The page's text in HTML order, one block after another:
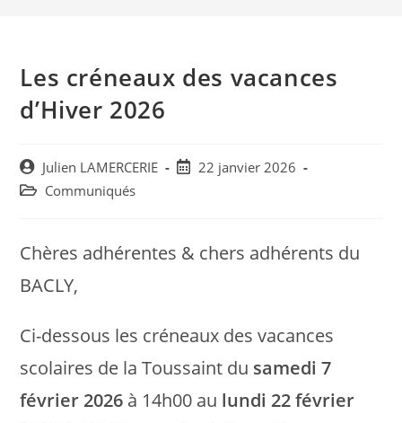
Les créneaux des vacances
d’Hiver 2026
Post
author:
Julien LAMERCERIE
Post22 janvier 2026
Post Communiqués
Chères adhérentes & chers adhérents du
BACLY,
Ci-dessous les créneaux des vacances
scolaires de la Toussaint du samedi 7
février 2026 à 14h00 au lundi 22 février